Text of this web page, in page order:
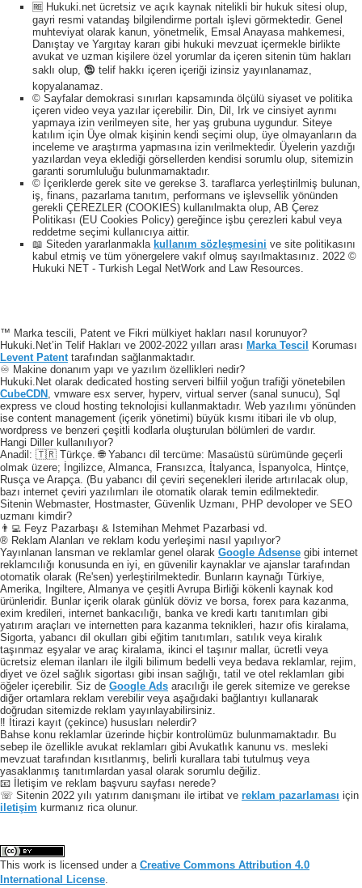
🆓 Hukuki.net ücretsiz ve açık kaynak nitelikli bir hukuk sitesi olup,
gayri resmi vatandaş bilgilendirme portalı işlevi görmektedir. Genel
muhteviyat olarak kanun, yönetmelik, Emsal Anayasa mahkemesi,
Danıştay ve Yargıtay kararı gibi hukuki mevzuat içermekle birlikte
avukat ve uzman kişilere özel yorumlar da içeren sitenin tüm hakları
saklı olup, 🕲 telif hakkı içeren içeriği izinsiz yayınlanamaz,
kopyalanamaz.
© Sayfalar demokrasi sınırları kapsamında ölçülü siyaset ve politika
içeren video veya yazılar içerebilir. Din, Dil, Irk ve cinsiyet ayrımı
yapmaya izin verilmeyen site, her yaş grubuna uygundur. Siteye
katılım için Üye olmak kişinin kendi seçimi olup, üye olmayanların da
inceleme ve araştırma yapmasına izin verilmektedir. Üyelerin yazdığı
yazılardan veya eklediği görsellerden kendisi sorumlu olup, sitemizin
garanti sorumluluğu bulunmamaktadır.
© İçeriklerde gerek site ve gerekse 3. taraflarca yerleştirilmiş bulunan,
iş, finans, pazarlama tanıtım, performans ve işlevsellik yönünden
gerekli ÇEREZLER (COOKIES) kullanılmakta olup, AB Çerez
Politikası (EU Cookies Policy) gereğince işbu çerezleri kabul veya
reddetme seçimi kullanıcıya aittir.
📖 Siteden yararlanmakla kullanım sözleşmesini ve site politikasını
kabul etmiş ve tüm yönergelere vakıf olmuş sayılmaktasınız. 2022 ©
Hukuki NET - Turkish Legal NetWork and Law Resources.
™ Marka tescili, Patent ve Fikri mülkiyet hakları nasıl korunuyor?
Hukuki.Net’in Telif Hakları ve 2002-2022 yılları arası Marka Tescil
Koruması
Levent Patenttarafından sağlanmaktadır.
♾️ Makine donanım yapı ve yazılım özellikleri nedir?
Hukuki.Net olarak dedicated hosting serveri bilfiil yoğun trafiği yönetebilen
CubeCDN , vmware esx server, hyperv, virtual server (sanal sunucu), Sql
express ve cloud hosting teknolojisi kullanmaktadır. Web yazılımı yönünden
ise content management (içerik yönetimi) büyük kısmı itibari ile vb olup,
wordpress ve benzeri çeşitli kodlarla oluşturulan bölümleri de vardır.
Hangi Diller kullanılıyor?
Anadil: 🇹🇷 Türkçe. 🌐 Yabancı dil tercüme: Masaüstü sürümünde geçerli
olmak üzere; İngilizce, Almanca, Fransızca, İtalyanca, İspanyolca, Hintçe,
Rusça ve Arapça. (Bu yabancı dil çeviri seçenekleri ileride artırılacak olup,
bazı internet çeviri yazılımları ile otomatik olarak temin edilmektedir.
Sitenin Webmaster, Hostmaster, Güvenlik Uzmanı, PHP devoloper ve SEO
uzmanı kimdir?
👨‍💻 Feyz Pazarbaşı & Istemihan Mehmet Pazarbasi vd.
® Reklam Alanları ve reklam kodu yerleşimi nasıl yapılıyor?
Yayınlanan lansman ve reklamlar genel olarak Google Adsense gibi internet
reklamcılığı konusunda en iyi, en güvenilir kaynaklar ve ajanslar tarafından
otomatik olarak (Re'sen) yerleştirilmektedir. Bunların kaynağı Türkiye,
Amerika, Ingiltere, Almanya ve çeşitli Avrupa Birliği kökenli kaynak kod
ürünleridir. Bunlar içerik olarak günlük döviz ve borsa, forex para kazanma,
exim kredileri, internet bankacılığı, banka ve kredi kartı tanıtımları gibi
yatırım araçları ve internetten para kazanma teknikleri, hazır ofis kiralama,
Sigorta, yabancı dil okulları gibi eğitim tanıtımları, satılık veya kiralık
taşınmaz eşyalar ve araç kiralama, ikinci el taşınır mallar, ücretli veya
ücretsiz eleman ilanları ile ilgili bilimum bedelli veya bedava reklamlar, rejim,
diyet ve özel sağlık sigortası gibi insan sağlığı, tatil ve otel reklamları gibi
öğeler içerebilir. Siz de Google Ads aracılığı ile gerek sitemize ve gerekse
diğer ortamlara reklam verebilir veya aşağıdaki bağlantıyı kullanarak
doğrudan sitemizde reklam yayınlayabilirsiniz.
‼️ İtirazi kayıt (çekince) hususları nelerdir?
Bahse konu reklamlar üzerinde hiçbir kontrolümüz bulunmamaktadır. Bu
sebep ile özellikle avukat reklamları gibi Avukatlık kanunu vs. mesleki
mevzuat tarafından kısıtlanmış, belirli kurallara tabi tutulmuş veya
yasaklanmış tanıtımlardan yasal olarak sorumlu değiliz.
📧 İletişim ve reklam başvuru sayfası nerede?
☏ Sitenin 2022 yılı yatırım danışmanı ile irtibat ve reklam pazarlaması için
iletişim kurmanız rica olunur.
This work is licensed under a Creative Commons Attribution 4.0
International License.